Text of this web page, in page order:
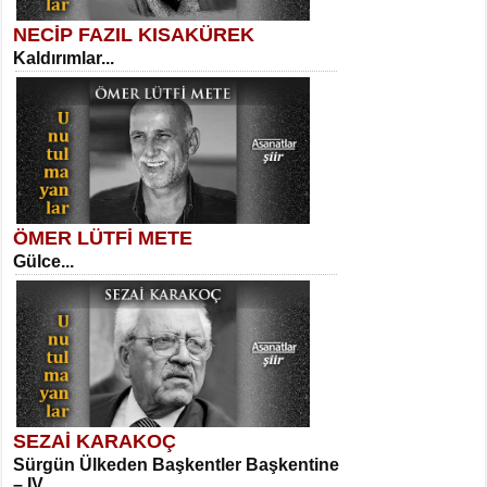
SELAHATTİN YILDIZ
İnsanın Zindanı...
MEHMET TAŞTAN
Vagon’da Bir Şairle...
SITKI CANEY
Kadir Ünal
Ayağıma Dolanan Yokuş...
Mehmet Çoban
Elmira...
NECİP FAZIL KISAKÜREK
Kaldırımlar...
ÖMER LÜTFİ METE
Gülce...
SEZAİ KARAKOÇ
Sürgün Ülkeden Başkentler Başkentine